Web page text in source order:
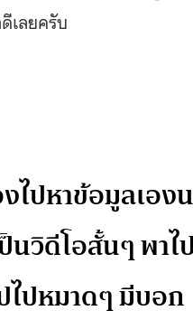
เลยครับ
ไปหาข้อมูลเอง
นวิดีโอสั้นๆ พาไป
ปหมาดๆ มีบอก